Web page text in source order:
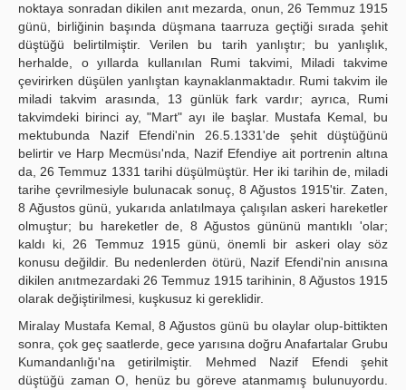
noktaya sonradan dikilen anıt mezarda, onun, 26 Temmuz 1915
günü, birliğinin başında düşmana taarruza geçtiği sırada şehit
düştüğü belirtilmiştir. Verilen bu tarih yanlıştır; bu yanlışlık,
herhalde, o yıllarda kullanılan Rumi takvimi, Miladi takvime
çevirirken düşülen yanlıştan kaynaklanmaktadır. Rumi takvim ile
miladi takvim arasında, 13 günlük fark vardır; ayrıca, Rumi
takvimdeki birinci ay, "Mart" ayı ile başlar. Mustafa Kemal, bu
mektubunda Nazif Efendi'nin 26.5.1331'de şehit düştüğünü
belirtir ve Harp Mecmüsı'nda, Nazif Efendiye ait portrenin altına
da, 26 Temmuz 1331 tarihi düşülmüştür. Her iki tarihin de, miladi
tarihe çevrilmesiyle bulunacak sonuç, 8 Ağustos 1915'tir. Zaten,
8 Ağustos günü, yukarıda anlatılmaya çalışılan askeri hareketler
olmuştur; bu hareketler de, 8 Ağustos gününü mantıklı 'olar;
kaldı ki, 26 Temmuz 1915 günü, önemli bir askeri olay söz
konusu değildir. Bu nedenlerden ötürü, Nazif Efendi'nin anısına
dikilen anıtmezardaki 26 Temmuz 1915 tarihinin, 8 Ağustos 1915
olarak değiştirilmesi, kuşkusuz ki gereklidir.
Miralay Mustafa Kemal, 8 Ağustos günü bu olaylar olup-bittikten
sonra, çok geç saatlerde, gece yarısına doğru Anafartalar Grubu
Kumandanlığı'na getirilmiştir. Mehmed Nazif Efendi şehit
düştüğü zaman O, henüz bu göreve atanmamış bulunuyordu.